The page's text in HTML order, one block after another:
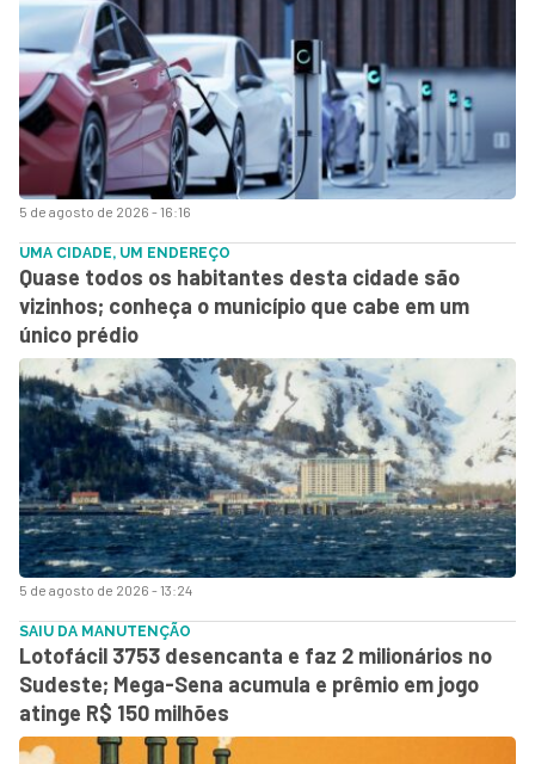
5 de agosto de 2026 - 16:16
5 de agosto de 2026 - 13:24
UMA CIDADE, UM ENDEREÇO
Quase todos os habitantes desta cidade são
vizinhos; conheça o município que cabe em um
único prédio
SAIU DA MANUTENÇÃO
Lotofácil 3753 desencanta e faz 2 milionários no
Sudeste; Mega-Sena acumula e prêmio em jogo
atinge R$ 150 milhões